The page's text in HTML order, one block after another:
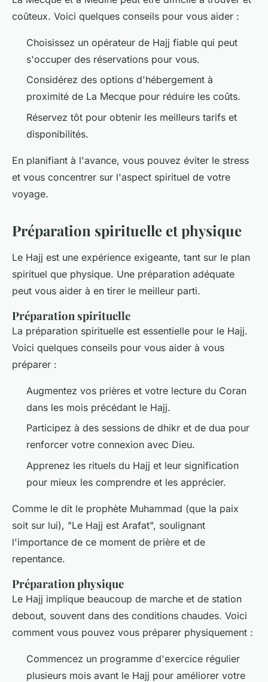
coûteux. Voici quelques conseils pour vous aider :
Choisissez un opérateur de Hajj fiable qui peut
s'occuper des réservations pour vous.
Considérez des options d'hébergement à
proximité de La Mecque pour réduire les coûts.
Réservez tôt pour obtenir les meilleurs tarifs et
disponibilités.
En planifiant à l'avance, vous pouvez éviter le stress
et vous concentrer sur l'aspect spirituel de votre
voyage.
Préparation spirituelle et physique
Le Hajj est une expérience exigeante, tant sur le plan
spirituel que physique. Une préparation adéquate
peut vous aider à en tirer le meilleur parti.
Préparation spirituelle
La préparation spirituelle est essentielle pour le Hajj.
Voici quelques conseils pour vous aider à vous
préparer :
Augmentez vos prières et votre lecture du Coran
dans les mois précédant le Hajj.
Participez à des sessions de dhikr et de dua pour
renforcer votre connexion avec Dieu.
Apprenez les rituels du Hajj et leur signification
pour mieux les comprendre et les apprécier.
Comme le dit le prophète Muhammad (que la paix
soit sur lui), "Le Hajj est Arafat", soulignant
l'importance de ce moment de prière et de
repentance.
Préparation physique
Le Hajj implique beaucoup de marche et de station
debout, souvent dans des conditions chaudes. Voici
comment vous pouvez vous préparer physiquement :
Commencez un programme d'exercice régulier
plusieurs mois avant le Hajj pour améliorer votre